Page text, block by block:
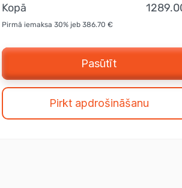
Kopā
Pirmā iemaksa 30% jeb 386.70 €
Pasūtīt
Pirkt apdrošināšanu